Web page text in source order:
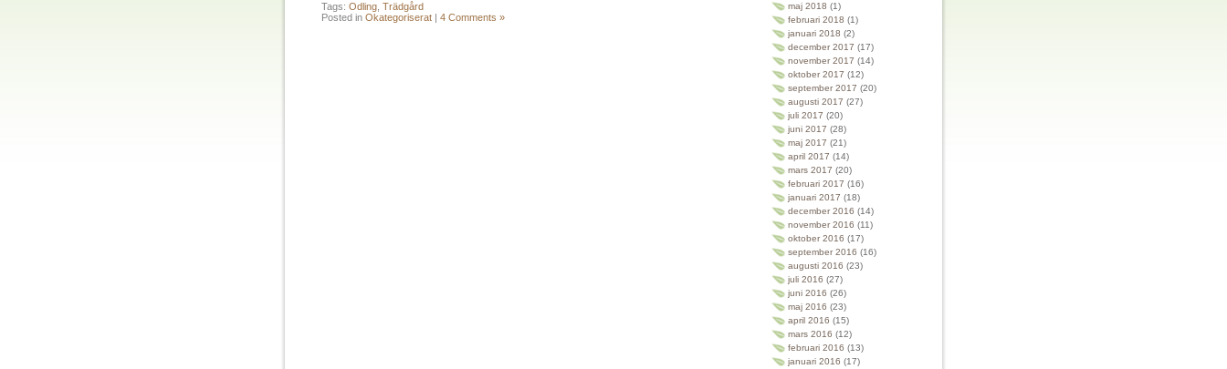
Tags: Odling Trädgård
Posted in Okategoriserat | 4 Comments »
maj 2018 (1)
februari 2018 (1)
januari 2018 (2)
december 2017 (17)
november 2017 (14)
oktober 2017 (12)
september 2017 (20)
augusti 2017 (27)
juli 2017 (20)
juni 2017 (28)
maj 2017 (21)
april 2017 (14)
mars 2017 (20)
februari 2017 (16)
januari 2017 (18)
december 2016 (14)
november 2016 (11)
oktober 2016 (17)
september 2016 (16)
augusti 2016 (23)
juli 2016 (27)
juni 2016 (26)
maj 2016 (23)
april 2016 (15)
mars 2016 (12)
februari 2016 (13)
januari 2016 (17)